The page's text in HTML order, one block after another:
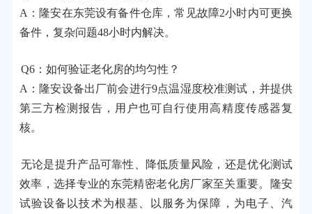
A：隆安在东莞设有备件仓库，常见故障2小时内可更换
备件，复杂问题48小时内解决。
Q6：如何验证老化房的均匀性？
A：隆安设备出厂前会进行9点温湿度校准测试，并提供
第三方检测报告，用户也可自行使用高精度传感器复
核。
无论是提升产品可靠性、降低质量风险，还是优化测试
效率，选择专业的东莞精密老化房厂家至关重要。隆安
试验设备以技术为根基、以服务为保障，为电子、汽